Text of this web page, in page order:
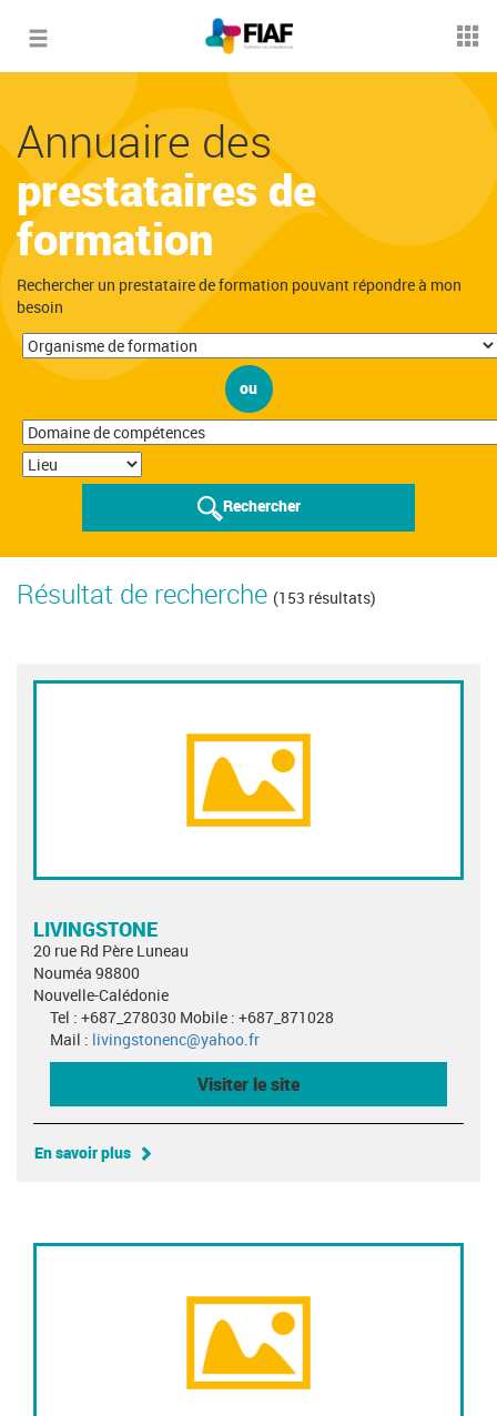
Toggle
Annuaire des
prestataires de
formation
Rechercher un prestataire de formation pouvant répondre à mon
besoin
ou
Rechercher
Résultat de recherche (153 résultats)
LIVINGSTONE
20 rue Rd Père Luneau
Nouméa 98800
Nouvelle-Calédonie
Tel : +687_278030 Mobile : +687_871028
Mail : livingstonenc@yahoo.fr
Visiter le site
En savoir plus